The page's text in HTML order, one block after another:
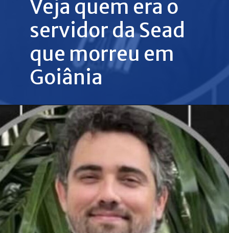
Veja quem era o
servidor da Sead
que morreu em
Goiânia